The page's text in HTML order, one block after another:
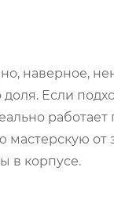
наверное,
Если
работает
от
в корпусе.